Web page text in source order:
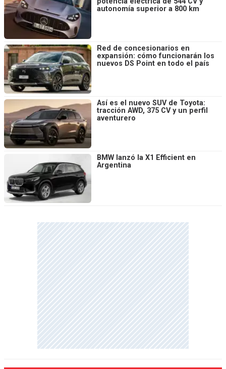
autonomía superior a 800 km
Red de concesionarios en
expansión: cómo funcionarán los
nuevos DS Point en todo el país
Así es el nuevo SUV de Toyota:
tracción AWD, 375 CV y un perfil
aventurero
BMW lanzó la X1 Efficient en
Argentina